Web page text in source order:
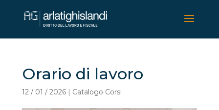
Orario di lavoro
12 / 01 / 2026| Catalogo Corsi